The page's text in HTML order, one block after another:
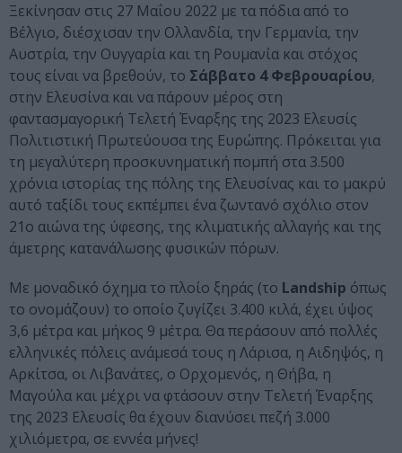
Ξεκίνησαν στις 27 Μαΐου 2022 με τα πόδια από το
Βέλγιο, διέσχισαν την Ολλανδία, την Γερμανία, την
Αυστρία, την Ουγγαρία και τη Ρουμανία και στόχος
τους είναι να βρεθούν, το Σάββατο 4 Φεβρουαρίου,
στην Ελευσίνα και να πάρουν μέρος στη
φαντασμαγορική Τελετή Έναρξης της 2023 Ελευσίς
Πολιτιστική Πρωτεύουσα της Ευρώπης. Πρόκειται για
τη μεγαλύτερη προσκυνηματική πομπή στα 3.500
χρόνια ιστορίας της πόλης της Ελευσίνας και το μακρύ
αυτό ταξίδι τους εκπέμπει ένα ζωντανό σχόλιο στον
21ο αιώνα της ύφεσης, της κλιματικής αλλαγής και της
άμετρης κατανάλωσης φυσικών πόρων.
Με μοναδικό όχημα το πλοίο ξηράς (το Landship όπως
το ονομάζουν) το οποίο ζυγίζει 3.400 κιλά, έχει ύψος
3,6 μέτρα και μήκος 9 μέτρα. Θα περάσουν από πολλές
ελληνικές πόλεις ανάμεσά τους η Λάρισα, η Αιδηψός, η
Αρκίτσα, οι Λιβανάτες, ο Ορχομενός, η Θήβα, η
Μαγούλα και μέχρι να φτάσουν στην Τελετή Έναρξης
της 2023 Ελευσίς θα έχουν διανύσει πεζή 3.000
χιλιόμετρα, σε εννέα μήνες!